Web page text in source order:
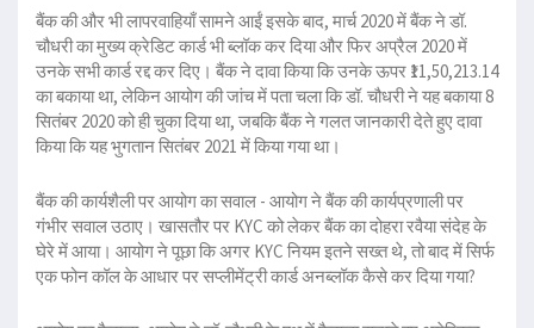
बैंक की और भी लापरवाहियाँ सामने आईं इसके बाद, मार्च 2020 में बैंक ने डॉ.
चौधरी का मुख्य क्रेडिट कार्ड भी ब्लॉक कर दिया और फिर अप्रैल 2020 में
उनके सभी कार्ड रद्द कर दिए। बैंक ने दावा किया कि उनके ऊपर ₹11,50,213.14
का बकाया था, लेकिन आयोग की जांच में पता चला कि डॉ. चौधरी ने यह बकाया 8
सितंबर 2020 को ही चुका दिया था, जबकि बैंक ने गलत जानकारी देते हुए दावा
किया कि यह भुगतान सितंबर 2021 में किया गया था।
बैंक की कार्यशैली पर आयोग का सवाल - आयोग ने बैंक की कार्यप्रणाली पर
गंभीर सवाल उठाए। खासतौर पर KYC को लेकर बैंक का दोहरा रवैया संदेह के
घेरे में आया। आयोग ने पूछा कि अगर KYC नियम इतने सख्त थे, तो बाद में सिर्फ
एक फोन कॉल के आधार पर सप्लीमेंट्री कार्ड अनब्लॉक कैसे कर दिया गया?